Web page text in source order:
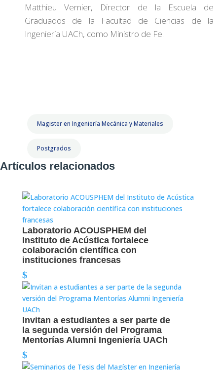
Matthieu Vernier, Director de la Escuela de
Graduados de la Facultad de Ciencias de la
Ingeniería UACh, como Ministro de Fe.
Magister en Ingeniería Mecánica y Materiales
Postgrados
Artículos relacionados
Laboratorio ACOUSPHEM del
Instituto de Acústica fortalece
colaboración científica con
instituciones francesas
Invitan a estudiantes a ser parte de
la segunda versión del Programa
Mentorías Alumni Ingeniería UACh